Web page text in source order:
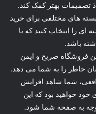
تصمیمات بهتر کمک کند.
های مختلفی برای خرید
ای را انتخاب کنید که با
باشد.
فروشگاه صریح و ایمن
خاطر را به شما می دهد.
شما شاهد افزایش
خواهید بود که این
به صفحه شما شود.